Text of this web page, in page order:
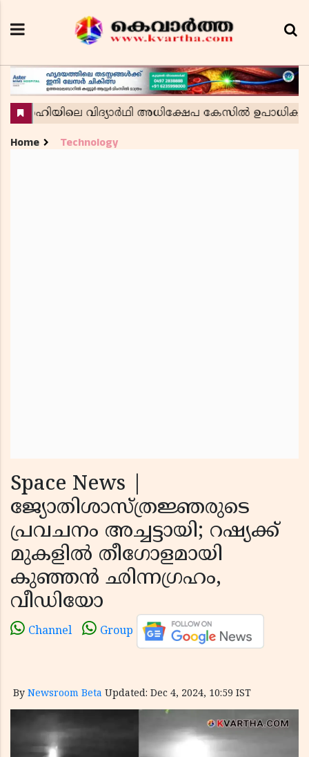
Home Technology
Space News |
ജ്യോതിശാസ്ത്രജ്ഞരുടെ
പ്രവചനം അച്ചട്ടായി; റഷ്യക്ക്
മുകളില്‍ തീഗോളമായി
കുഞ്ഞന്‍ ഛിന്നഗ്രഹം,
വീഡിയോ
Channel Group
By Newsroom Beta Updated: Dec 4, 2024, 10:59 IST